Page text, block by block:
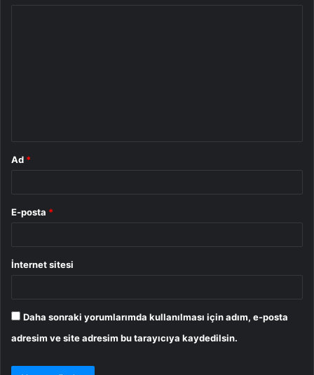
Ad *
E-posta *
İnternet sitesi
Daha sonraki yorumlarımda kullanılması için adım, e-posta
adresim ve site adresim bu tarayıcıya kaydedilsin.